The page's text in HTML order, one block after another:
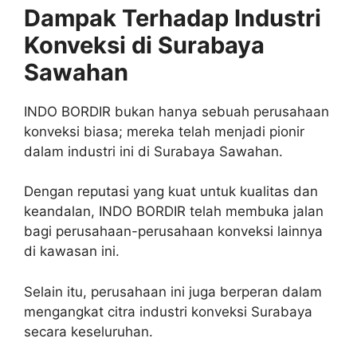
Dampak Terhadap Industri
Konveksi di Surabaya
Sawahan
INDO BORDIR bukan hanya sebuah perusahaan
konveksi biasa; mereka telah menjadi pionir
dalam industri ini di Surabaya Sawahan.
Dengan reputasi yang kuat untuk kualitas dan
keandalan, INDO BORDIR telah membuka jalan
bagi perusahaan-perusahaan konveksi lainnya
di kawasan ini.
Selain itu, perusahaan ini juga berperan dalam
mengangkat citra industri konveksi Surabaya
secara keseluruhan.